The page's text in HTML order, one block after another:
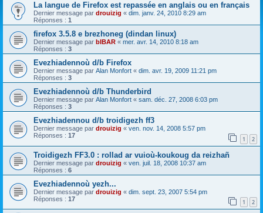
La langue de Firefox est repassée en anglais ou en français
Dernier message par drouizig « dim. janv. 24, 2010 8:29 am
Réponses : 1
firefox 3.5.8 e brezhoneg (dindan linux)
Dernier message par bIBAR « mer. avr. 14, 2010 8:18 am
Réponses : 3
Evezhiadennoù d/b Firefox
Dernier message par Alan Monfort « dim. avr. 19, 2009 11:21 pm
Réponses : 3
Evezhiadennoù d/b Thunderbird
Dernier message par Alan Monfort « sam. déc. 27, 2008 6:03 pm
Réponses : 3
Evezhiadennou d/b troidigezh ff3
Dernier message par drouizig « ven. nov. 14, 2008 5:57 pm
Réponses : 17 1 2
Troidigezh FF3.0 : rollad ar vuioù-koukoug da reizhañ
Dernier message par drouizig « ven. juil. 18, 2008 10:37 am
Réponses : 6
Evezhiadennoù yezh...
Dernier message par drouizig « dim. sept. 23, 2007 5:54 pm
Réponses : 17 1 2